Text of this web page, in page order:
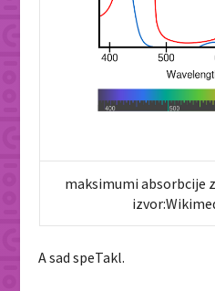
maksimumi absorbcije
A sad speTakl.